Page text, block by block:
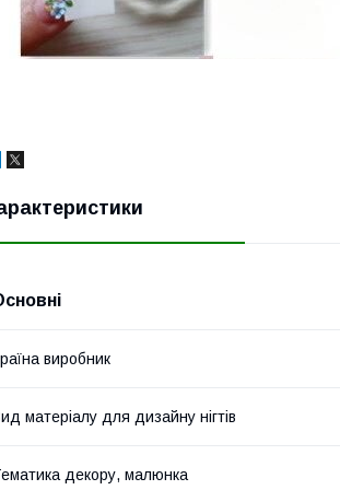
виробник
матеріалу для дизайну нігтів
декору, малюнка